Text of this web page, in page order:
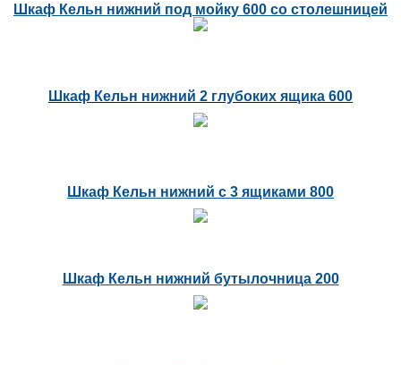
Шкаф Кельн нижний под мойку 600 со столешницей
Шкаф Кельн нижний 2 глубоких ящика 600
Шкаф Кельн нижний с 3 ящиками 800
Шкаф Кельн нижний бутылочница 200